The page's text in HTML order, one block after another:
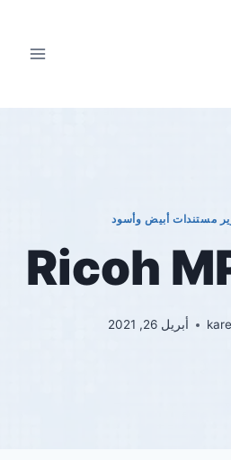
مستندات أبيض وأسود
Ricoh
أبريل 26, 2021